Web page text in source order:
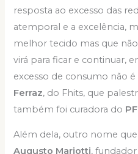
resposta ao excesso das
atemporal e a excelência,
melhor tecido mas que
virá para ficar e continuar,
excesso de consumo não
Ferraz, do Fhits, que
também foi curadora do
Além dela, outro nome
Augusto Mariotti,